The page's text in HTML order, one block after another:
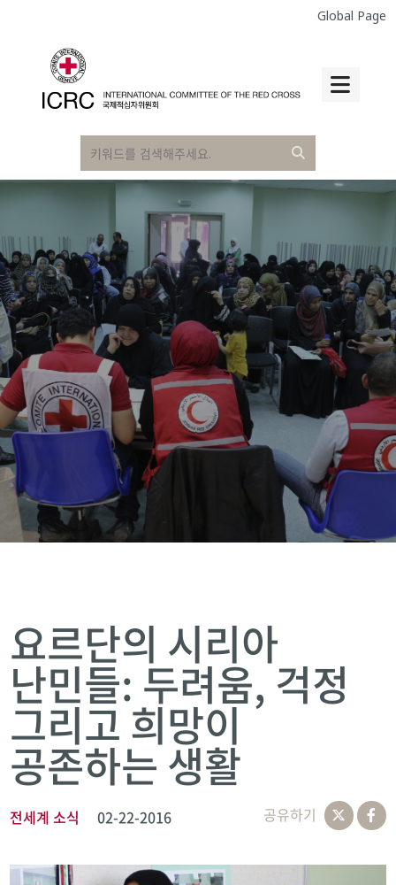
Global Page
요르단의 시리아
난민들: 두려움, 걱정
그리고 희망이
공존하는 생활
전세계 소식 02-22-2016 공유하기